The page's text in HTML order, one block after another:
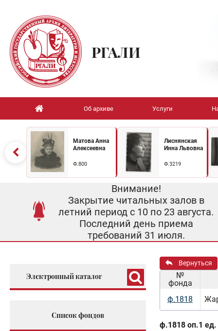
РГАЛИ
Об архиве Услуги
Матова Анна
Алексеевна
Ф.800
Лиснянская
Инна Львовна
Ф.3219
Внимание!
Закрытие читальных залов в
летний период с 10 по 23 августа.
Последний день приема
требований 31 июля.
Электронный каталог
Список фондов
Вернуться
№
фонда
ф.1818
ф.1818 оп.1 ед.